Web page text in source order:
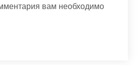
вам необходимо